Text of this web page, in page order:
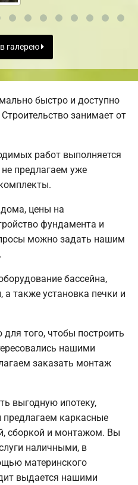
галерею
быстро и доступно
занимает от
работ выполняется
предлагаем уже
цены на
фундамента и
можно задать нашим
бассейна,
а также установка печки и
того, чтобы построить
нашими
заказать монтаж
выгодную ипотеку,
каркасные
сборкой и монтажом. Вы
наличными, в
материнского
выдается нашими